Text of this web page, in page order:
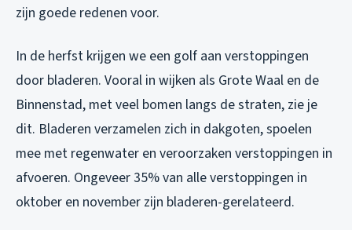
zijn goede redenen voor.
In de herfst krijgen we een golf aan verstoppingen
door bladeren. Vooral in wijken als Grote Waal en de
Binnenstad, met veel bomen langs de straten, zie je
dit. Bladeren verzamelen zich in dakgoten, spoelen
mee met regenwater en veroorzaken verstoppingen in
afvoeren. Ongeveer 35% van alle verstoppingen in
oktober en november zijn bladeren-gerelateerd.